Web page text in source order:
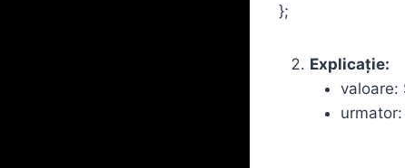
};
Explicație:
valoare: